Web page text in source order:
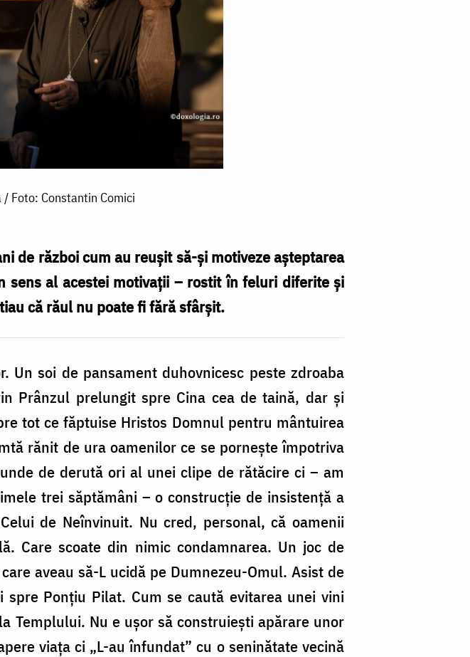
Foto: Constantin Comici
de război cum au reușit să-și motiveze așteptarea
sens al acestei motivații – rostit în feluri diferite și
că răul nu poate fi fără sfârșit.
soi de pansament duhovnicesc peste zdroaba
Prânzul prelungit spre Cina cea de taină, dar și
tot ce făptuise Hristos Domnul pentru mântuirea
rănit de ura oamenilor ce se pornește împotriva
de derută ori al unei clipe de rătăcire ci – am
trei săptămâni – o construcție de insistență a
de Neînvinuit. Nu cred, personal, că oamenii
Care scoate din nimic condamnarea. Un joc de
aveau să-L ucidă pe Dumnezeu-Omul. Asist de
Ponțiu Pilat. Cum se caută evitarea unei vini
Templului. Nu e ușor să construiești apărare unor
viața ci „L-au înfundat” cu o seninătate vecină